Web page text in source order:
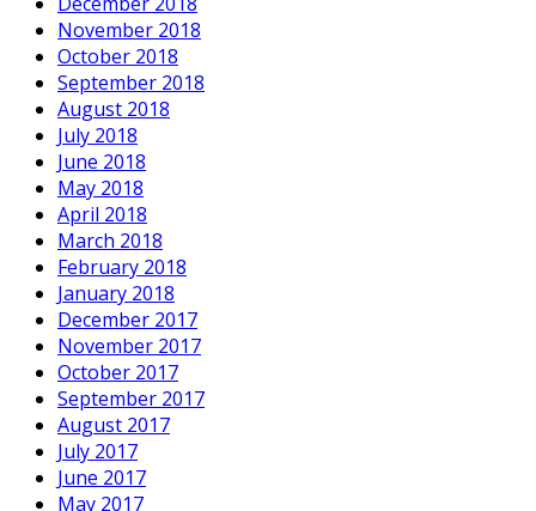
November 2018
October 2018
September 2018
August 2018
July 2018
June 2018
May 2018
April 2018
March 2018
February 2018
January 2018
December 2017
November 2017
October 2017
September 2017
August 2017
July 2017
June 2017
May 2017